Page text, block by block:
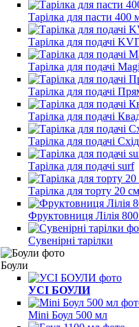
Тарілка для пасти 400
Тарілка для подачі
Тарілка для подачі
Тарілка для подачі
Тарілка для подачі
Тарілка для подачі
Тарілка для подачі surf
Тарілка для торту 20 см
Фруктовниця Лілія
Сувенірні тарілки
Боули
УСІ БОУЛИ
Mini Боул 500 мл